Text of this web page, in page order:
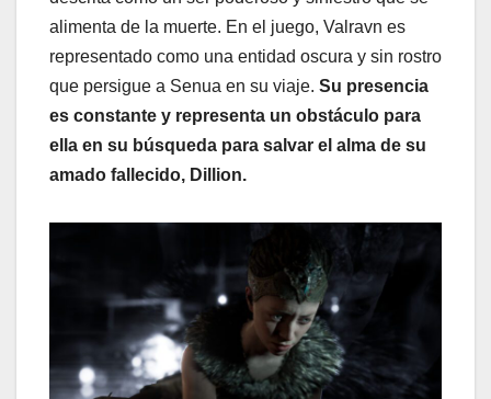
alimenta de la muerte. En el juego, Valravn es
representado como una entidad oscura y sin rostro
que persigue a Senua en su viaje. Su presencia
es constante y representa un obstáculo para
ella en su búsqueda para salvar el alma de su
amado fallecido, Dillion.